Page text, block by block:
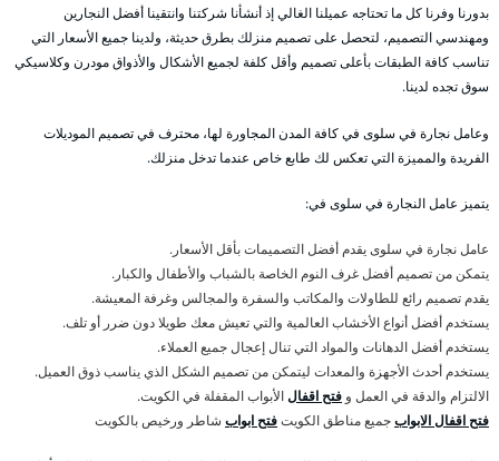
بدورنا وفرنا كل ما تحتاجه عميلنا الغالي إذ أنشأنا شركتنا وانتقينا أفضل النجارين
ومهندسي التصميم، لتحصل على تصميم منزلك بطرق حديثة، ولدينا جميع الأسعار التي
تناسب كافة الطبقات بأعلى تصميم وأقل كلفة لجميع الأشكال والأذواق مودرن وكلاسيكي
سوق تجده لدينا.
وعامل نجارة في سلوى في كافة المدن المجاورة لها، محترف في تصميم الموديلات
الفريدة والمميزة التي تعكس لك طابع خاص عندما تدخل منزلك.
يتميز عامل النجارة في سلوى في:
عامل نجارة في سلوى يقدم أفضل التصميمات بأقل الأسعار.
يتمكن من تصميم أفضل غرف النوم الخاصة بالشباب والأطفال والكبار.
يقدم تصميم رائع للطاولات والمكاتب والسفرة والمجالس وغرفة المعيشة.
يستخدم أفضل أنواع الأخشاب العالمية والتي تعيش معك طويلا دون ضرر أو تلف.
يستخدم أفضل الدهانات والمواد التي تنال إعجال جميع العملاء.
يستخدم أحدث الأجهزة والمعدات ليتمكن من تصميم الشكل الذي يناسب ذوق العميل.
الالتزام والدقة في العمل و فتح اقفالالأبواب المقفلة في الكويت.
فتح اقفال الابوابجميع مناطق الكويتفتح ابواب شاطر ورخيص بالكويت